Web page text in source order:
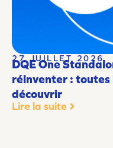
27 JUILLET 2026
DQE One
réinventer :
découvrir
Lire la suite